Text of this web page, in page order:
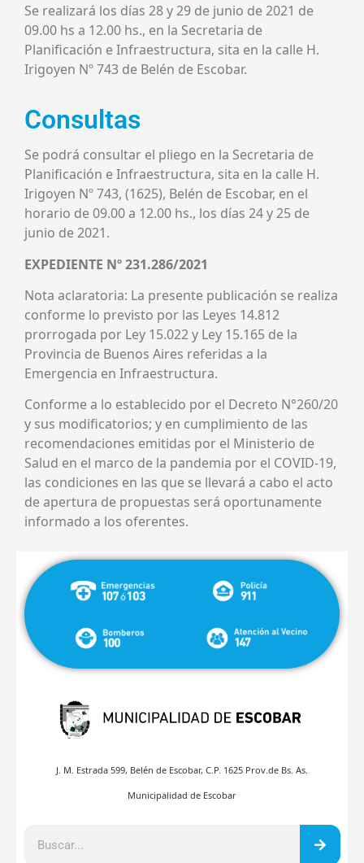
Se realizará los días 28 y 29 de junio de 2021 de
09.00 hs a 12.00 hs., en la Secretaria de
Planificación e Infraestructura, sita en la calle H.
Irigoyen Nº 743 de Belén de Escobar.
Consultas
Se podrá consultar el pliego en la Secretaria de
Planificación e Infraestructura, sita en la calle H.
Irigoyen Nº 743, (1625), Belén de Escobar, en el
horario de 09.00 a 12.00 hs., los días 24 y 25 de
junio de 2021.
EXPEDIENTE Nº 231.286/2021
Nota aclaratoria: La presente publicación se realiza
conforme lo previsto por las Leyes 14.812
prorrogada por Ley 15.022 y Ley 15.165 de la
Provincia de Buenos Aires referidas a la
Emergencia en Infraestructura.
Conforme a lo establecido por el Decreto N°260/20
y sus modificatorios; y en cumplimiento de las
recomendaciones emitidas por el Ministerio de
Salud en el marco de la pandemia por el COVID-19,
las condiciones en las que se llevará a cabo el acto
de apertura de propuestas será oportunamente
informado a los oferentes.
J. M. Estrada 599, Belén de Escobar, C.P. 1625 Prov.de Bs. As.
Municipalidad de Escobar